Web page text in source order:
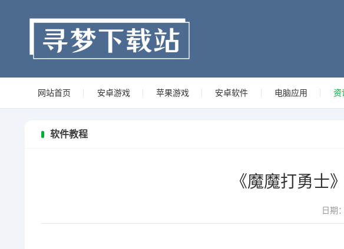
网站首页 安卓游戏 苹果游戏 安卓软件 电脑应用 资
软件教程
《魔魔打勇
日期：